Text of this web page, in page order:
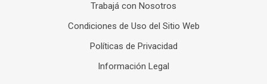
Trabajá con Nosotros
Condiciones de Uso del Sitio Web
Políticas de Privacidad
Información Legal